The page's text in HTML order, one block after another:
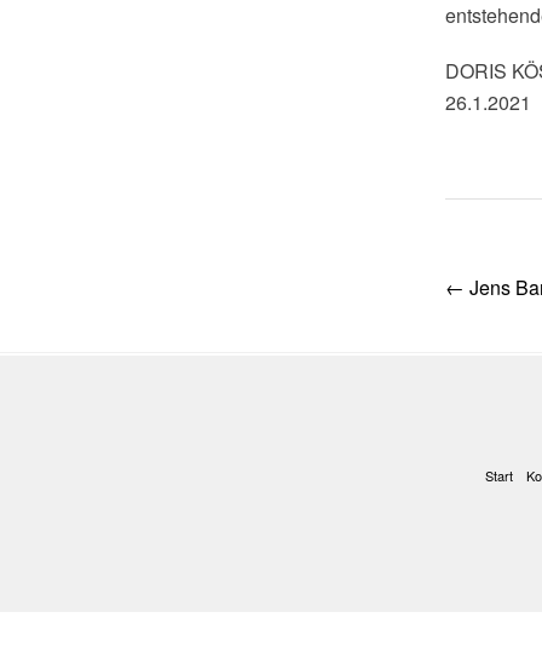
DORIS
26.1.2021
Post
← Jens
Start